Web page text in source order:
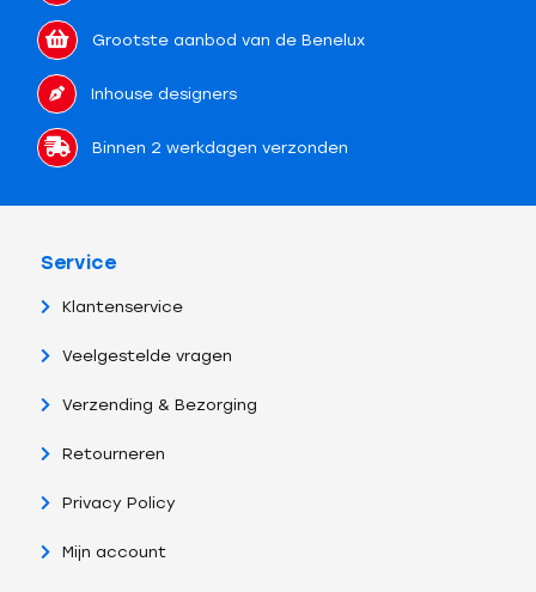
Grootste aanbod van de Benelux
Inhouse designers
Binnen 2 werkdagen verzonden
Service
Klantenservice
Veelgestelde vragen
Verzending & Bezorging
Retourneren
Privacy Policy
Mijn account